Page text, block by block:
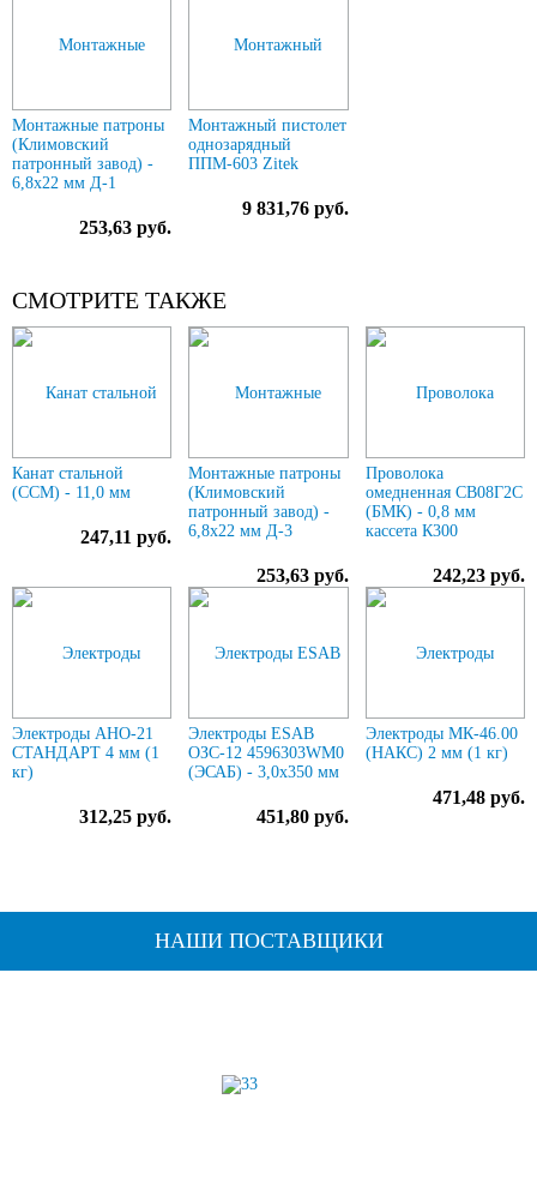
Монтажные патроны
(Климовский
патронный завод) -
6,8х22 мм Д-1
253,63 руб.
Монтажный пистолет
однозарядный
ППМ-603 Zitek
9 831,76 руб.
СМОТРИТЕ ТАКЖЕ
Канат стальной
(ССМ) - 11,0 мм
247,11 руб.
Монтажные патроны
(Климовский
патронный завод) -
6,8х22 мм Д-3
253,63 руб.
Проволока
омедненная СВ08Г2С
(БМК) - 0,8 мм
кассета К300
242,23 руб.
Электроды АНО-21
СТАНДАРТ 4 мм (1
кг)
312,25 руб.
Электроды ESAB
ОЗС-12 4596303WM0
(ЭСАБ) - 3,0х350 мм
451,80 руб.
Электроды МК-46.00
(НАКС) 2 мм (1 кг)
471,48 руб.
НАШИ ПОСТАВЩИКИ